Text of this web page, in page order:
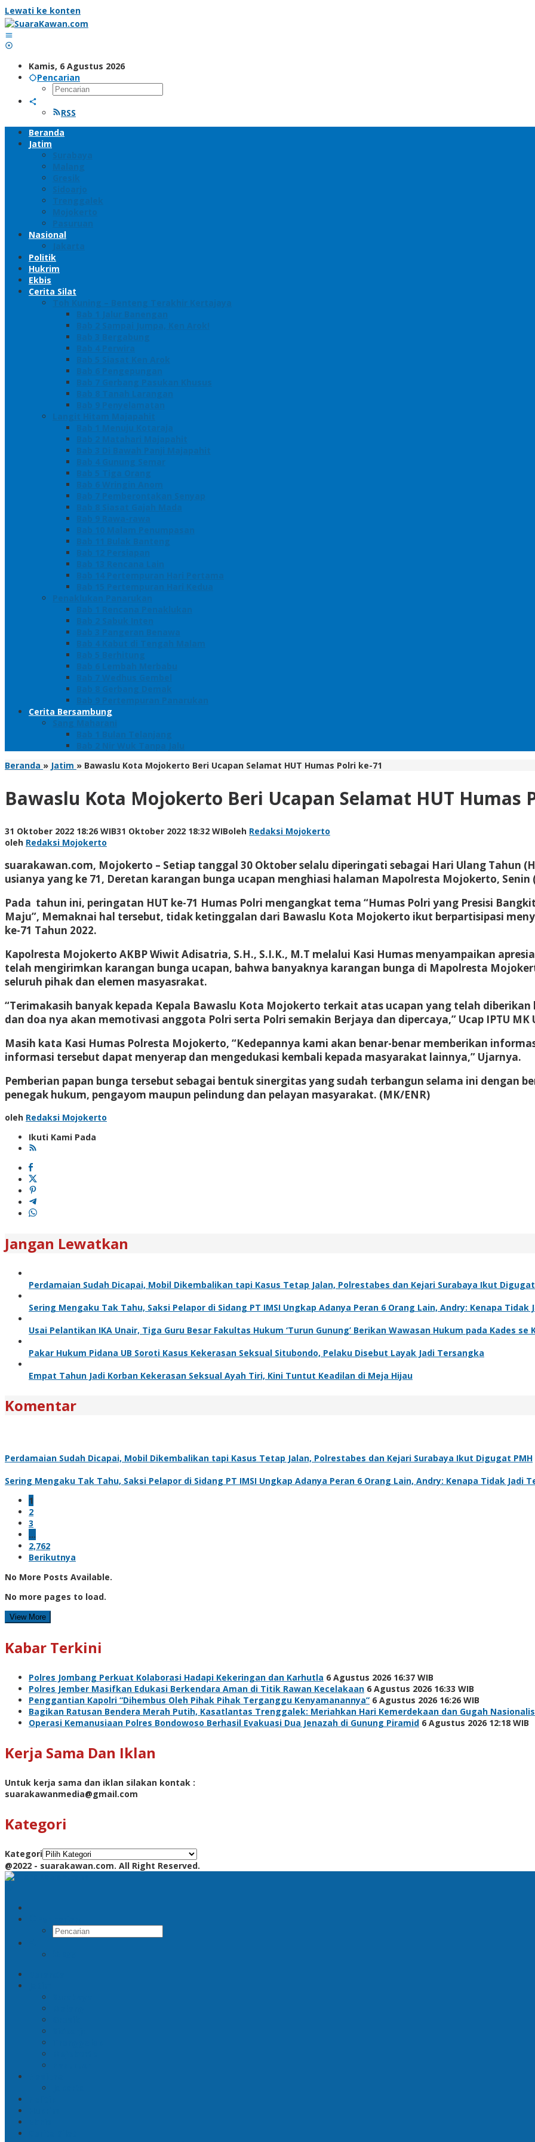
Lewati ke konten
Kamis, 6 Agustus 2026
Pencarian
RSS
Beranda
Jatim
Surabaya
Malang
Gresik
Sidoarjo
Trenggalek
Mojokerto
Pasuruan
Nasional
Jakarta
Politik
Hukrim
Ekbis
Cerita Silat
Toh Kuning – Benteng Terakhir Kertajaya
Bab 1 Jalur Banengan
Bab 2 Sampai Jumpa, Ken Arok!
Bab 3 Bergabung
Bab 4 Perwira
Bab 5 Siasat Ken Arok
Bab 6 Pengepungan
Bab 7 Gerbang Pasukan Khusus
Bab 8 Tanah Larangan
Bab 9 Penyelamatan
Langit Hitam Majapahit
Bab 1 Menuju Kotaraja
Bab 2 Matahari Majapahit
Bab 3 Di Bawah Panji Majapahit
Bab 4 Gunung Semar
Bab 5 Tiga Orang
Bab 6 Wringin Anom
Bab 7 Pemberontakan Senyap
Bab 8 Siasat Gajah Mada
Bab 9 Rawa-rawa
Bab 10 Malam Penumpasan
Bab 11 Bulak Banteng
Bab 12 Persiapan
Bab 13 Rencana Lain
Bab 14 Pertempuran Hari Pertama
Bab 15 Pertempuran Hari Kedua
Penaklukan Panarukan
Bab 1 Rencana Penaklukan
Bab 2 Sabuk Inten
Bab 3 Pangeran Benawa
Bab 4 Kabut di Tengah Malam
Bab 5 Berhitung
Bab 6 Lembah Merbabu
Bab 7 Wedhus Gembel
Bab 8 Gerbang Demak
Bab 9 Pertempuran Panarukan
Cerita Bersambung
Sang Maharani
Bab 1 Bulan Telanjang
Bab 2 Nir Wuk Tanpa Jalu
Beranda » Jatim » Bawaslu Kota Mojokerto Beri Ucapan Selamat HUT Humas Polri ke-71
Bawaslu Kota Mojokerto Beri Ucapan Selamat HUT Humas
31 Oktober 2022 18:26 WIB31 Oktober 2022 18:32 WIBoleh Redaksi Mojokerto
oleh Redaksi Mojokerto
suarakawan.com, Mojokerto – Setiap tanggal 30 Oktober selalu diperingati sebagai Hari Ulang Tahun
usianya yang ke 71, Deretan karangan bunga ucapan menghiasi halaman Mapolresta Mojokerto, Senin
Pada tahun ini, peringatan HUT ke-71 Humas Polri mengangkat tema “Humas Polri yang Presisi
Maju”, Memaknai hal tersebut, tidak ketinggalan dari Bawaslu Kota Mojokerto ikut berpartisipasi
ke-71 Tahun 2022.
Kapolresta Mojokerto AKBP Wiwit Adisatria, S.H., S.I.K., M.T melalui Kasi Humas menyampaikan
telah mengirimkan karangan bunga ucapan, bahwa banyaknya karangan bunga di Mapolresta
seluruh pihak dan elemen masyasrakat.
“Terimakasih banyak kepada Kepala Bawaslu Kota Mojokerto terkait atas ucapan yang telah
dan doa nya akan memotivasi anggota Polri serta Polri semakin Berjaya dan dipercaya,” Ucap IPTU MK
Masih kata Kasi Humas Polresta Mojokerto, “Kedepannya kami akan benar-benar memberikan
informasi tersebut dapat menyerap dan mengedukasi kembali kepada masyarakat lainnya,” Ujarnya.
Pemberian papan bunga tersebut sebagai bentuk sinergitas yang sudah terbangun selama ini dengan
penegak hukum, pengayom maupun pelindung dan pelayan masyarakat. (MK/ENR)
oleh Redaksi Mojokerto
Ikuti Kami Pada
Jangan Lewatkan
Perdamaian Sudah Dicapai, Mobil Dikembalikan tapi Kasus Tetap Jalan, Polrestabes dan Kejari Surabaya Ikut Digugat
Sering Mengaku Tak Tahu, Saksi Pelapor di Sidang PT IMSI Ungkap Adanya Peran 6 Orang Lain, Andry: Kenapa Tidak
Usai Pelantikan IKA Unair, Tiga Guru Besar Fakultas Hukum ‘Turun Gunung’ Berikan Wawasan Hukum pada Kades se
Pakar Hukum Pidana UB Soroti Kasus Kekerasan Seksual Situbondo, Pelaku Disebut Layak Jadi Tersangka
Empat Tahun Jadi Korban Kekerasan Seksual Ayah Tiri, Kini Tuntut Keadilan di Meja Hijau
Komentar
Perdamaian Sudah Dicapai, Mobil Dikembalikan tapi Kasus Tetap Jalan, Polrestabes dan Kejari Surabaya Ikut Digugat PMH
Sering Mengaku Tak Tahu, Saksi Pelapor di Sidang PT IMSI Ungkap Adanya Peran 6 Orang Lain, Andry: Kenapa Tidak Jadi
1
2
3
…
2,762
Berikutnya
No More Posts Available.
No more pages to load.
View More
Kabar Terkini
Polres Jombang Perkuat Kolaborasi Hadapi Kekeringan dan Karhutla 6 Agustus 2026 16:37 WIB
Polres Jember Masifkan Edukasi Berkendara Aman di Titik Rawan Kecelakaan 6 Agustus 2026 16:33 WIB
Penggantian Kapolri “Dihembus Oleh Pihak Pihak Terganggu Kenyamanannya” 6 Agustus 2026 16:26 WIB
Bagikan Ratusan Bendera Merah Putih, Kasatlantas Trenggalek: Meriahkan Hari Kemerdekaan dan Gugah
Operasi Kemanusiaan Polres Bondowoso Berhasil Evakuasi Dua Jenazah di Gunung Piramid 6 Agustus 2026 12:18 WIB
Kerja Sama Dan Iklan
Untuk kerja sama dan iklan silakan kontak :
suarakawanmedia@gmail.com
Kategori
Kategori
@2022 - suarakawan.com. All Right Reserved.